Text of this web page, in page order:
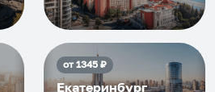
от1345₽
Екатеринбург